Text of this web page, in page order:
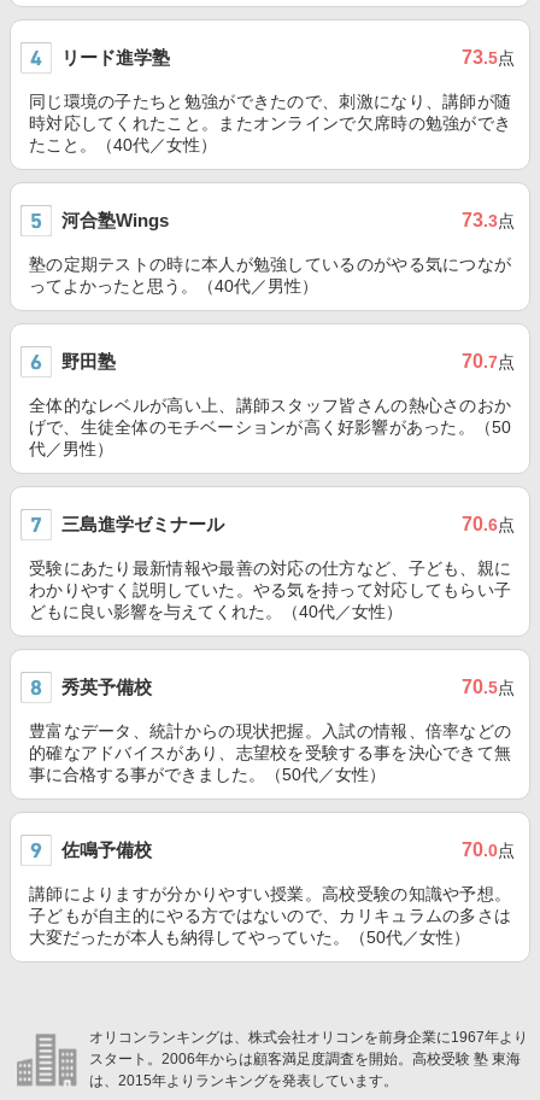
リード進学塾 73.5点
同じ環境の子たちと勉強ができたので、刺激になり、講師が随
時対応してくれたこと。またオンラインで欠席時の勉強ができ
たこと。（40代／女性）
河合塾Wings 73.3点
塾の定期テストの時に本人が勉強しているのがやる気につなが
ってよかったと思う。（40代／男性）
野田塾 70.7点
全体的なレベルが高い上、講師スタッフ皆さんの熱心さのおか
げで、生徒全体のモチベーションが高く好影響があった。（50
代／男性）
三島進学ゼミナール 70.6点
受験にあたり最新情報や最善の対応の仕方など、子ども、親に
わかりやすく説明していた。やる気を持って対応してもらい子
どもに良い影響を与えてくれた。（40代／女性）
秀英予備校 70.5点
豊富なデータ、統計からの現状把握。入試の情報、倍率などの
的確なアドバイスがあり、志望校を受験する事を決心できて無
事に合格する事ができました。（50代／女性）
佐鳴予備校 70.0点
講師によりますが分かりやすい授業。高校受験の知識や予想。
子どもが自主的にやる方ではないので、カリキュラムの多さは
大変だったが本人も納得してやっていた。（50代／女性）
オリコンランキングは、株式会社オリコンを前身企業に1967年より
スタート。2006年からは顧客満足度調査を開始。高校受験 塾 東海
は、2015年よりランキングを発表しています。